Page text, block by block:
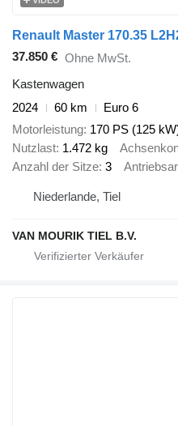
37.850 € Ohne MwSt.
Kastenwagen
2024
60 km
Euro 6
Motorleistung 170 PS (125
Nutzlast 1.472 kg
Anzahl der Sitze 3
Niederlande, Tiel
VAN MOURIK TIEL B.V.